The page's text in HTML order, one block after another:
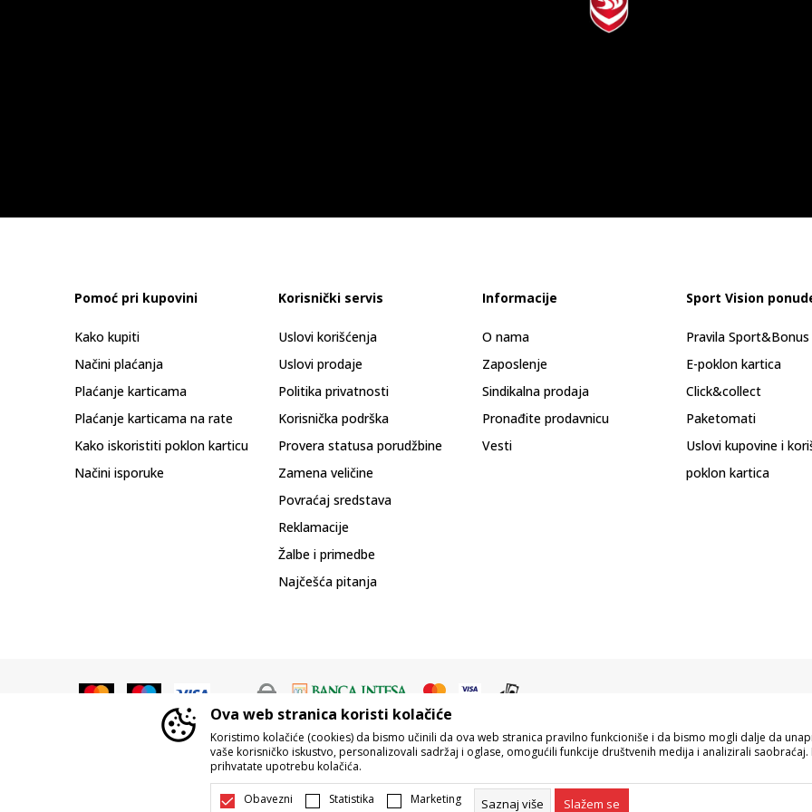
Pomoć pri kupovini
Kako kupiti
Načini plaćanja
Plaćanje karticama
Plaćanje karticama na rate
Kako iskoristiti poklon karticu
Načini isporuke
Korisnički servis
Uslovi korišćenja
Uslovi prodaje
Politika privatnosti
Korisnička podrška
Provera statusa porudžbine
Zamena veličine
Povraćaj sredstava
Reklamacije
Žalbe i primedbe
Najčešća pitanja
Informacije
O nama
Zaposlenje
Sindikalna prodaja
Pronađite prodavnicu
Vesti
Sport Vision
Pravila
E-poklon kartica
Click&collect
Paketomati
Uslovi kupovine i
poklon kartica
Nastojimo da budemo što precizniji u opisu proizvoda, prikazu slika i samih cena, ali ne možemo garantovati da su
Svi artikli prikazani na sajtu su deo naše ponude i ne podrazumeva da su dostupni u svakom trenutku.
Centra na 011 422 1422.
Ova web stranica koristi kolačiće
Koristimo kolačiće (cookies) da bismo učinili da ova web stranica pravilno funkcioniše i da bismo mogli dalje da
vaše korisničko iskustvo, personalizovali sadržaj i oglase, omogućili funkcije društvenih medija i analizirali
prihvatate upotrebu kolačića.
Obavezni Statistika Marketing Saznaj više Slažem se